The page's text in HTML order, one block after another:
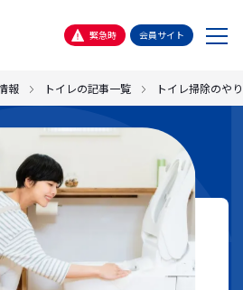
緊急時 会員サイト
メ
ー
報 トイレの記事一覧 トイレ掃除のや